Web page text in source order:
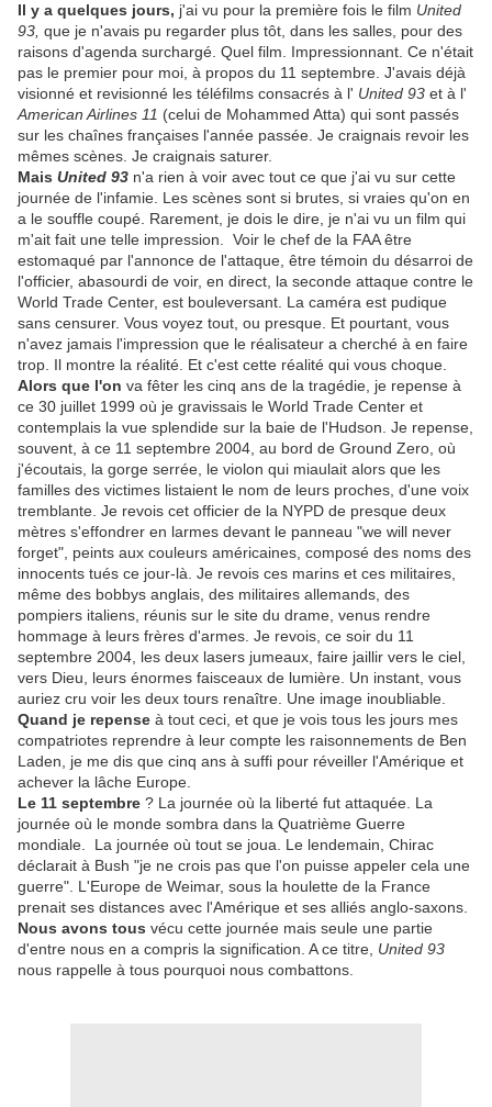
Il y a quelques jours, j'ai vu pour la première fois le film United
93, que je n'avais pu regarder plus tôt, dans les salles, pour des
raisons d'agenda surchargé. Quel film. Impressionnant. Ce n'était
pas le premier pour moi, à propos du 11 septembre. J'avais déjà
visionné et revisionné les téléfilms consacrés à l' United 93 et à l'
American Airlines 11 (celui de Mohammed Atta) qui sont passés
sur les chaînes françaises l'année passée. Je craignais revoir les
mêmes scènes. Je craignais saturer.
Mais United 93 n'a rien à voir avec tout ce que j'ai vu sur cette
journée de l'infamie. Les scènes sont si brutes, si vraies qu'on en
a le souffle coupé. Rarement, je dois le dire, je n'ai vu un film qui
m'ait fait une telle impression. Voir le chef de la FAA être
estomaqué par l'annonce de l'attaque, être témoin du désarroi de
l'officier, abasourdi de voir, en direct, la seconde attaque contre le
World Trade Center, est bouleversant. La caméra est pudique
sans censurer. Vous voyez tout, ou presque. Et pourtant, vous
n'avez jamais l'impression que le réalisateur a cherché à en faire
trop. Il montre la réalité. Et c'est cette réalité qui vous choque.
Alors que l'on va fêter les cinq ans de la tragédie, je repense à
ce 30 juillet 1999 où je gravissais le World Trade Center et
contemplais la vue splendide sur la baie de l'Hudson. Je repense,
souvent, à ce 11 septembre 2004, au bord de Ground Zero, où
j'écoutais, la gorge serrée, le violon qui miaulait alors que les
familles des victimes listaient le nom de leurs proches, d'une voix
tremblante. Je revois cet officier de la NYPD de presque deux
mètres s'effondrer en larmes devant le panneau "we will never
forget", peints aux couleurs américaines, composé des noms des
innocents tués ce jour-là. Je revois ces marins et ces militaires,
même des bobbys anglais, des militaires allemands, des
pompiers italiens, réunis sur le site du drame, venus rendre
hommage à leurs frères d'armes. Je revois, ce soir du 11
septembre 2004, les deux lasers jumeaux, faire jaillir vers le ciel,
vers Dieu, leurs énormes faisceaux de lumière. Un instant, vous
auriez cru voir les deux tours renaître. Une image inoubliable.
Quand je repense à tout ceci, et que je vois tous les jours mes
compatriotes reprendre à leur compte les raisonnements de Ben
Laden, je me dis que cinq ans à suffi pour réveiller l'Amérique et
achever la lâche Europe.
Le 11 septembre ? La journée où la liberté fut attaquée. La
journée où le monde sombra dans la Quatrième Guerre
mondiale. La journée où tout se joua. Le lendemain, Chirac
déclarait à Bush "je ne crois pas que l'on puisse appeler cela une
guerre". L'Europe de Weimar, sous la houlette de la France
prenait ses distances avec l'Amérique et ses alliés anglo-saxons.
Nous avons tous vécu cette journée mais seule une partie
d'entre nous en a compris la signification. A ce titre, United 93
nous rappelle à tous pourquoi nous combattons.